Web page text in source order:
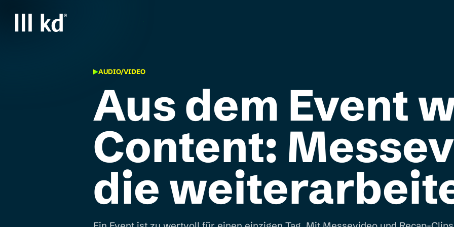
Startseite
AUDIO/VIDEO
Aus dem Event
Content:
die